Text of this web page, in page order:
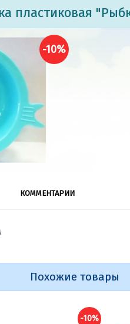
пластиковая
-10%
КОММЕНТАРИИ
Похожие товары
-10%